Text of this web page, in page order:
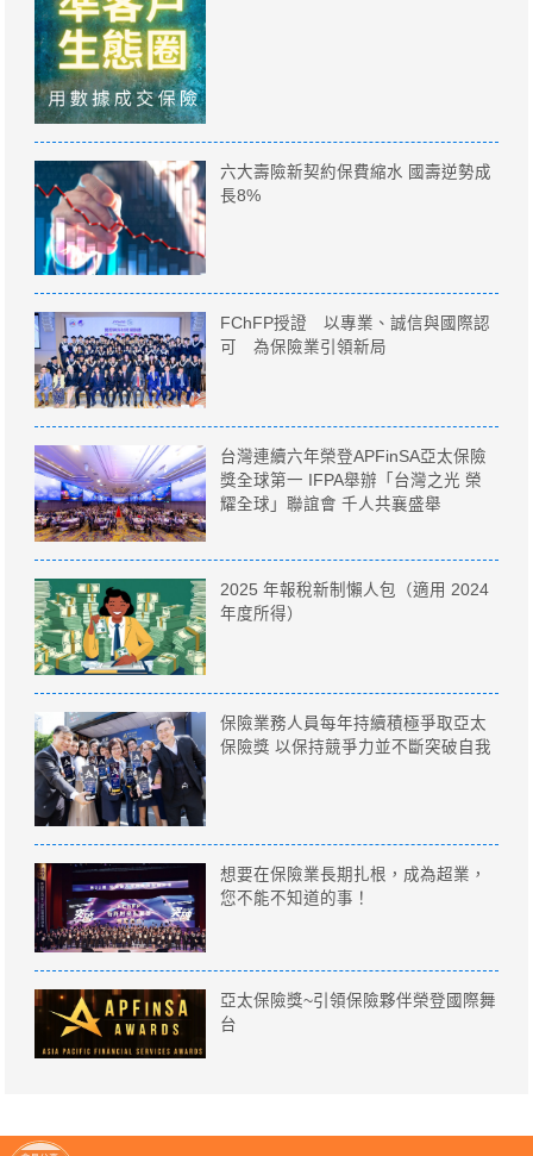
六大壽險新契約保費縮水 國壽逆勢成
長8%
FChFP授證 以專業、誠信與國際認
可 為保險業引領新局
台灣連續六年榮登APFinSA亞太保險
獎全球第一 IFPA舉辦「台灣之光 榮
耀全球」聯誼會 千人共襄盛舉
2025 年報稅新制懶人包（適用 2024
年度所得）
保險業務人員每年持續積極爭取亞太
保險獎 以保持競爭力並不斷突破自我
想要在保險業長期扎根，成為超業，
您不能不知道的事！
亞太保險獎~引領保險夥伴榮登國際舞
台